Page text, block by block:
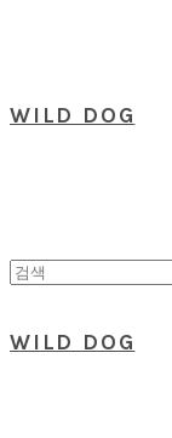
WILD DOG
WILD DOG